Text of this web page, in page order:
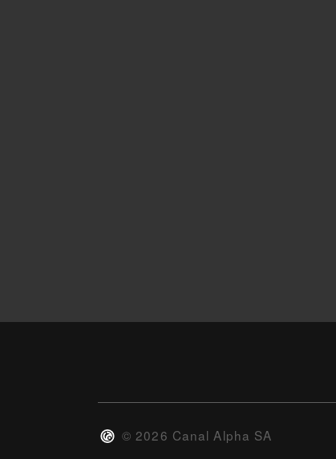
© 2026 Canal Alpha SA